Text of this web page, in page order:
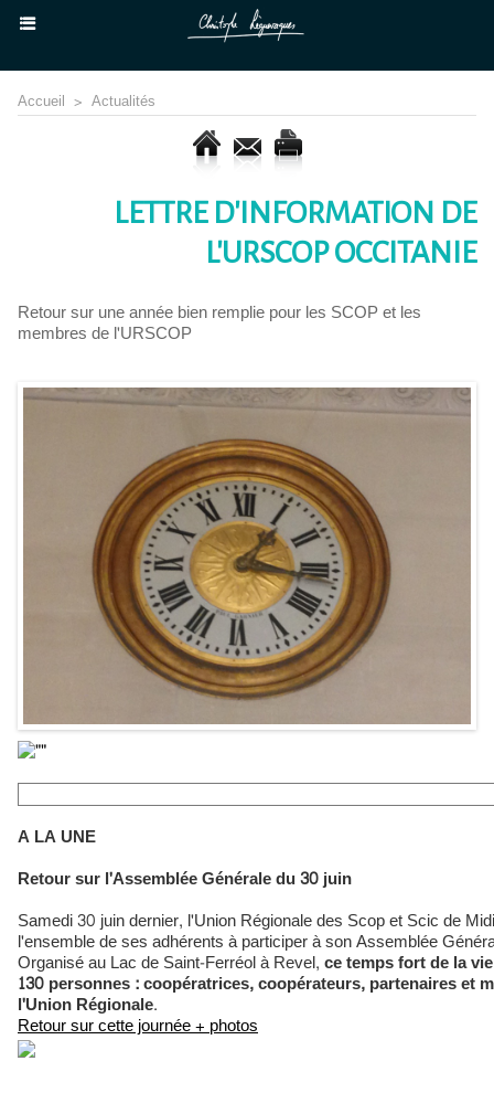
Accueil > Actualités
LETTRE D'INFORMATION DE
L'URSCOP OCCITANIE
Retour sur une année bien remplie pour les SCOP et les
membres de l'URSCOP
A LA UNE
Retour sur l'Assemblée Générale du 30 juin
Samedi 30 juin dernier, l'Union Régionale des Scop et Scic de
l'ensemble de ses adhérents à participer à son Assemblée
Organisé au Lac de Saint-Ferréol à Revel,ce temps fort de la
130 personnes : coopératrices, coopérateurs, partenaires et
l'Union Régionale.
Retour sur cette journée + photos